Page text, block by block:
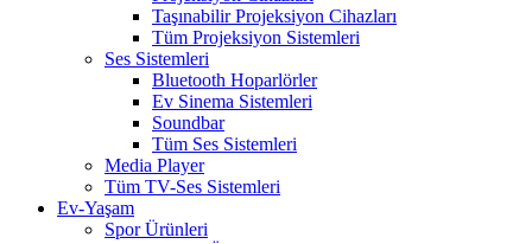
Taşınabilir Projeksiyon Cihazları
Tüm Projeksiyon Sistemleri
Ses Sistemleri
Bluetooth Hoparlörler
Ev Sinema Sistemleri
Soundbar
Tüm Ses Sistemleri
Media Player
Tüm TV-Ses Sistemleri
Ev-Yaşam
Spor Ürünleri